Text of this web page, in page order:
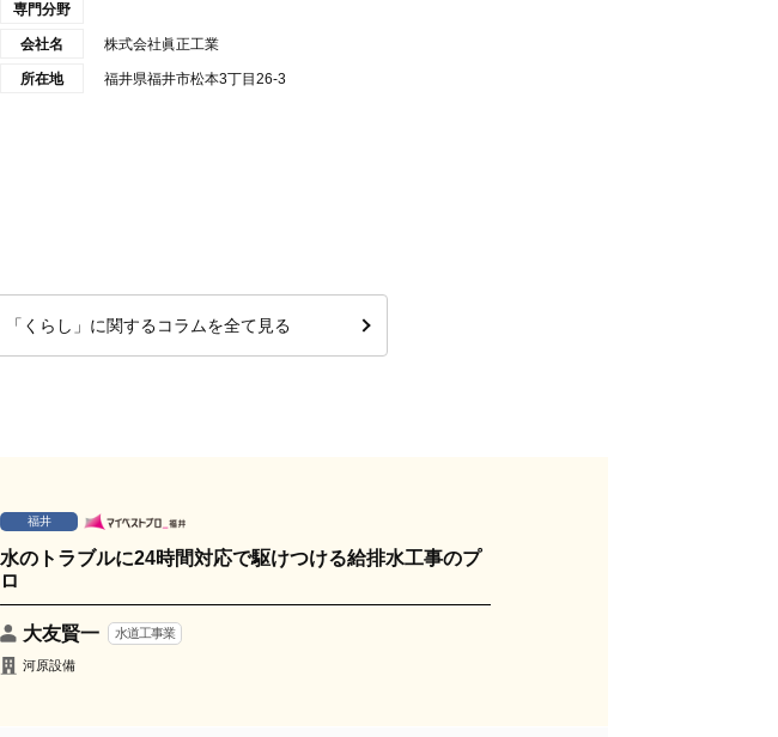
専門分野
会社名 株式会社眞正工業
所在地 福井県福井市松本3丁目26-3
「くらし」に関するコラムを全て見る
福井
水のトラブルに24時間対応で駆けつける給排水工事のプ
ロ
大友賢一 水道工事業
河原設備